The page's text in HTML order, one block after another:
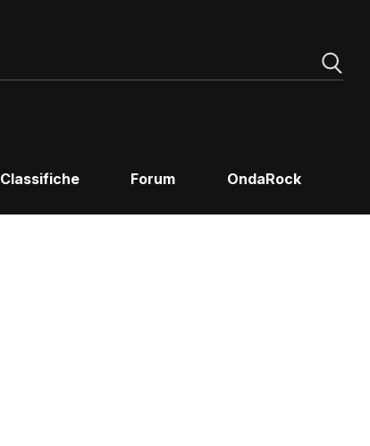
Classifiche Forum OndaRock